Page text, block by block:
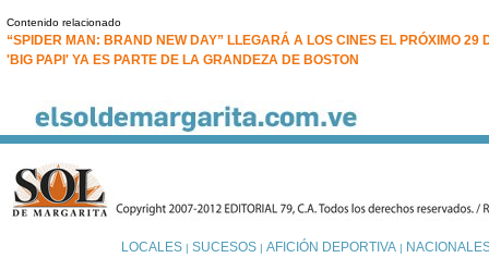
Contenido relacionado
“SPIDER MAN: BRAND NEW DAY” LLEGARÁ A LOS CINES EL PRÓXIMO 29
'BIG PAPI' YA ES PARTE DE LA GRANDEZA DE BOSTON
LOCALES| SUCESOS| AFICIÓN DEPORTIVA|